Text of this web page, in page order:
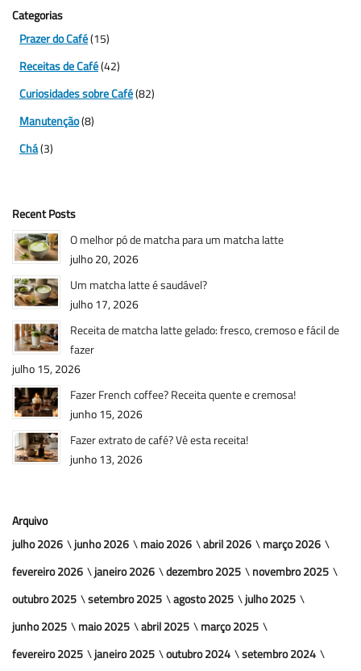
Categorias
Prazer do Café(15)
Receitas de Café(42)
Curiosidades sobre Café(82)
Manutenção(8)
Chá(3)
Recent Posts
O melhor pó de matcha para um matcha latte
julho 20, 2026
Um matcha latte é saudável?
julho 17, 2026
Receita de matcha latte gelado: fresco, cremoso e fácil de
fazer
julho 15, 2026
Fazer French coffee? Receita quente e cremosa!
junho 15, 2026
Fazer extrato de café? Vê esta receita!
junho 13, 2026
Arquivo
julho 2026
junho 2026 maio 2026 abril 2026
março 2026
fevereiro 2026
janeiro 2026 dezembro 2025
novembro 2025
outubro 2025
setembro 2025 agosto 2025
julho 2025
junho 2025
maio 2025 abril 2025
março 2025
fevereiro 2025
janeiro 2025 outubro 2024
setembro 2024